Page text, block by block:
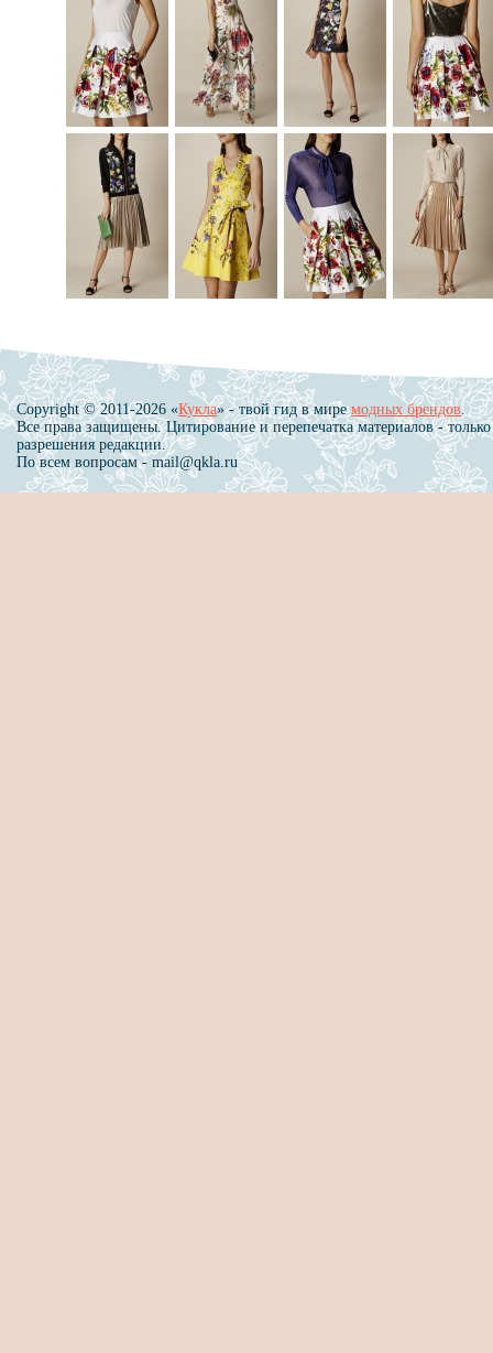
Copyright © 2011-2026 «Кукла» - твой гид в миремодных брендов.
Все права защищены. Цитирование и перепечатка материалов - только
разрешения редакции.
По всем вопросам - mail@qkla.ru